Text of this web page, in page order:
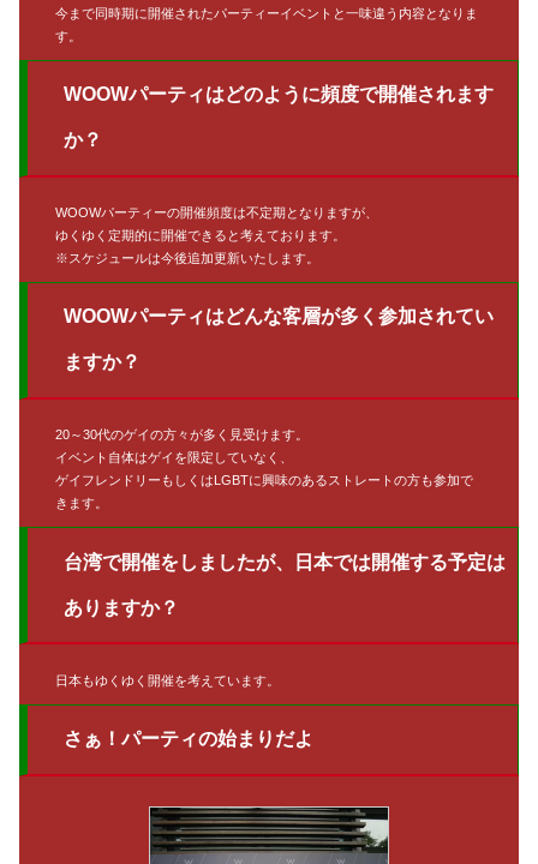
今まで同時期に開催されたパーティーイベントと一味違う内容となりま
す。
WOOWパーティはどのように頻度で開催されます
か？
WOOWパーティーの開催頻度は不定期となりますが、
ゆくゆく定期的に開催できると考えております。
※スケジュールは今後追加更新いたします。
WOOWパーティはどんな客層が多く参加されてい
ますか？
20～30代のゲイの方々が多く見受けます。
イベント自体はゲイを限定していなく、
ゲイフレンドリーもしくはLGBTに興味のあるストレートの方も参加で
きます。
台湾で開催をしましたが、日本では開催する予定は
ありますか？
日本もゆくゆく開催を考えています。
さぁ！パーティの始まりだよ